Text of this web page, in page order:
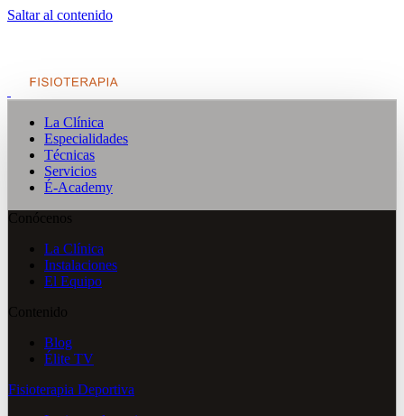
Saltar al contenido
La Clínica
Especialidades
Técnicas
Servicios
É-Academy
Conócenos
La Clínica
Instalaciones
El Equipo
Contenido
Blog
Élite TV
Fisioterapia Deportiva